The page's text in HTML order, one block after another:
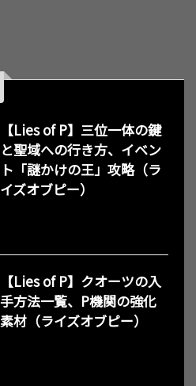
【Lies of P】三位一体の鍵
と聖域への行き方、イベン
ト「謎かけの王」攻略（ラ
イズオブピー）
【Lies of P】クオーツの入
手方法一覧、P機関の強化
素材（ライズオブピー）